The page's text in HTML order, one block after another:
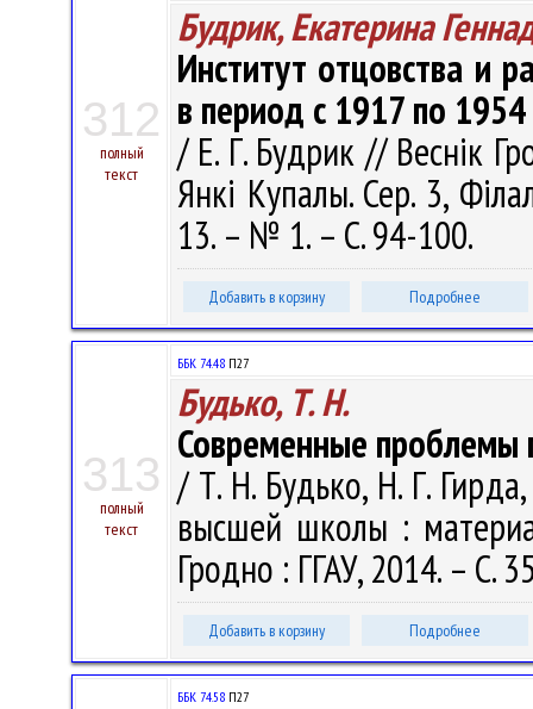
312
полный
текст
Будрик, Екатерина
Институт отцовства и
в период с 1917 по 1954
/ Е. Г. Будрик // Веснік
Янкі Купалы. Сер. 3,
13. – № 1. – С. 94-100.
Добавить в корзину Подробнее
313
полный
текст
ББК 74.48 П27
Будько, Т. Н.
Современные проблемы
/ Т. Н. Будько, Н. Г.
высшей школы :
Гродно : ГГАУ, 2014. – С.
Добавить в корзину Подробнее
ББК 74.58 П27